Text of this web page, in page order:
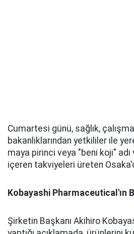
Cumartesi günü, sağlık,
bakanlıklarından yetkililer ile
maya pirinci veya "beni koji"
içeren takviyeleri üreten
Kobayashi Pharmaceutical'ın
Şirketin Başkanı Akihiro